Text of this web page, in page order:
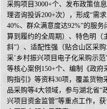
采购项目3000+个、发布政策信
理咨询投诉200+次），形成“需
40%、群众满意度达92%”的服
算到履约的全周期）、特色明（
斜”）、适配性强（贴合山区采
采’乡村振兴项目电子化采购示
等核心案例150+个、编制《政
购指引》等资料30项，覆盖货物
品采购等4大领域，参与湖北省“
兴项目资金监管”等重点工作，